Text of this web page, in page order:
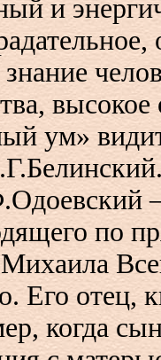
и
высокое
ум»
–
по
Его отец,
когда